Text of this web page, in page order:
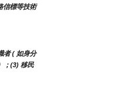
信標等技術
者 ( 如身分
；(3) 移民